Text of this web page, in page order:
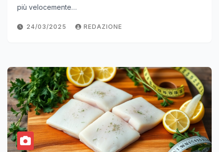
più velocemente…
24/03/2025 REDAZIONE